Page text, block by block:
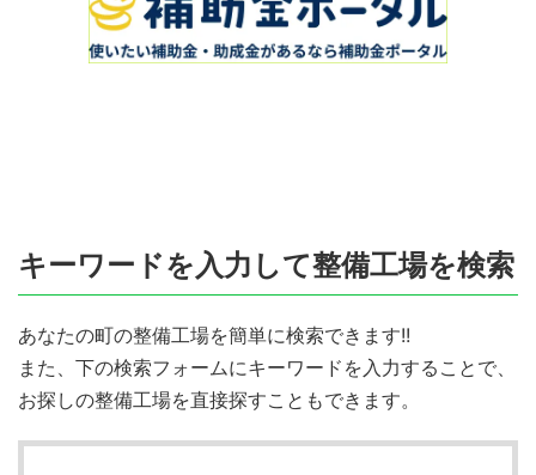
キーワードを入力して整備工場を検索
あなたの町の整備工場を簡単に検索できます!!
また、下の検索フォームにキーワードを入力することで、
お探しの整備工場を直接探すこともできます。